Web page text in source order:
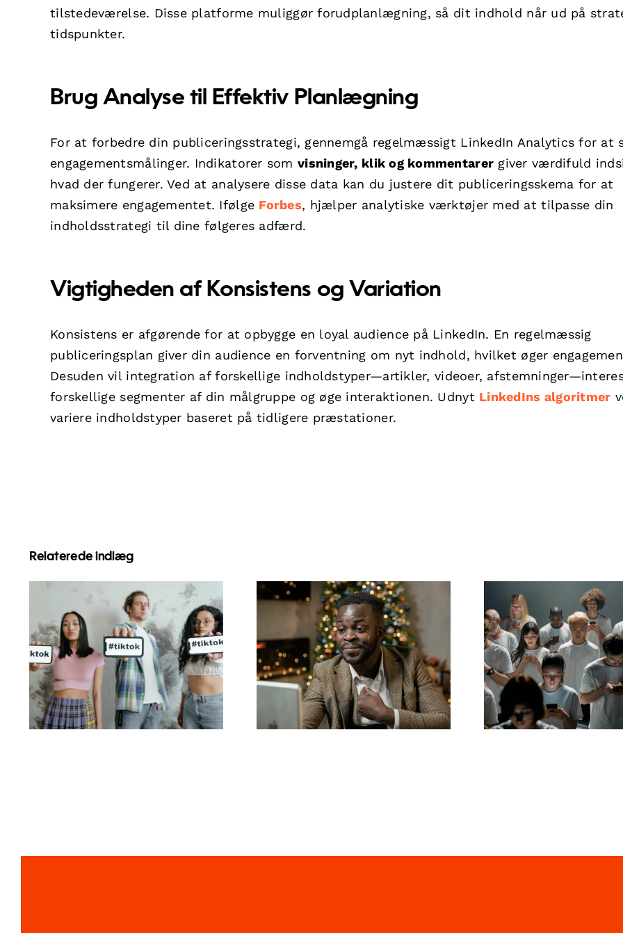
tilstedeværelse. Disse platforme muliggør forudplanlægning, så dit indhold når ud på
tidspunkter.
Brug Analyse til Effektiv Planlægning
For at forbedre din publiceringsstrategi, gennemgå regelmæssigt LinkedIn Analytics for at
engagementsmålinger. Indikatorer som visninger, klik og kommentarer giver værdifuld
hvad der fungerer. Ved at analysere disse data kan du justere dit publiceringsskema for at
maksimere engagementet. Ifølge Forbes, hjælper analytiske værktøjer med at tilpasse din
indholdsstrategi til dine følgeres adfærd.
Vigtigheden af Konsistens og Variation
Konsistens er afgørende for at opbygge en loyal audience på LinkedIn. En regelmæssig
publiceringsplan giver din audience en forventning om nyt indhold, hvilket øger
Desuden vil integration af forskellige indholdstyper—artikler, videoer,
forskellige segmenter af din målgruppe og øge interaktionen. Udnyt LinkedIns algoritmer
variere indholdstyper baseret på tidligere præstationer.
Relaterede indlæg
De bedste video-
redigeringsapps til at
skabe TikTok
mesterværker
Sådan skjuler du
følgere på LinkedIn
for at bevare
privatlivet
Tips til at
flotte
annoncer,
konverterer